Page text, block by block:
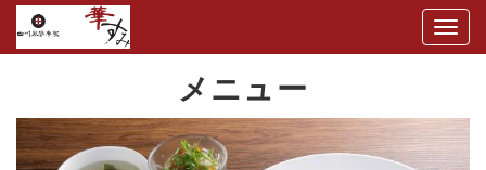
メニュー